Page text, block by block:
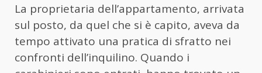
La proprietaria dell’appartamento, arrivata
sul posto, da quel che si è capito, aveva da
tempo attivato una pratica di sfratto nei
confronti dell’inquilino. Quando i